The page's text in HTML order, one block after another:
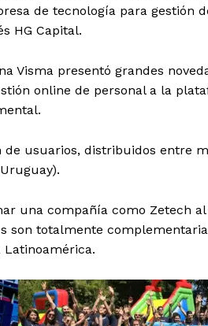
de tecnología para gestión
HG Capital.
Visma presentó grandes
online de personal a la
usuarios, distribuidos entre
una compañía como Zetech
son totalmente
Latinoamérica.